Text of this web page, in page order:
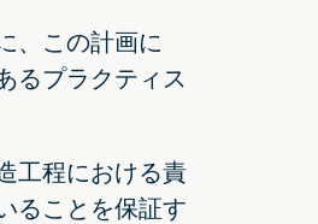
、この計画に
るプラクティス
工程における責
ることを保証す